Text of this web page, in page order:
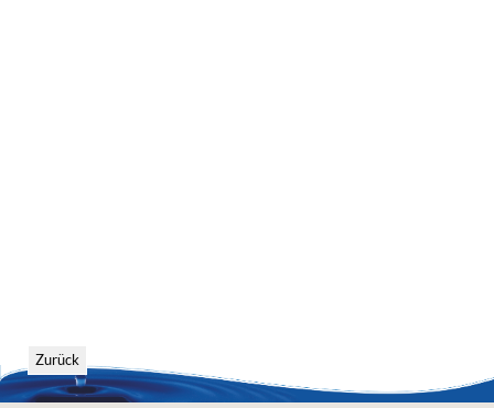
Zurück